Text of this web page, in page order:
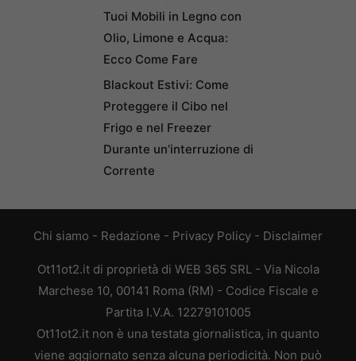
Tuoi Mobili in Legno con
Olio, Limone e Acqua:
Ecco Come Fare
Blackout Estivi: Come
Proteggere il Cibo nel
Frigo e nel Freezer
Durante un’interruzione di
Corrente
Chi siamo - Redazione - Privacy Policy - Disclaimer
Ot11ot2.it di proprietà di WEB 365 SRL - Via Nicola
Marchese 10, 00141 Roma (RM) - Codice Fiscale e
Partita I.V.A. 12279101005
Ot11ot2.it non è una testata giornalistica, in quanto
viene aggiornato senza alcuna periodicità. Non può